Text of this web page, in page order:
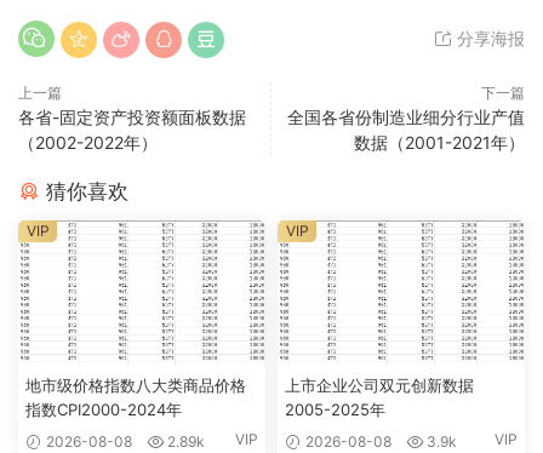
分享海报
上一篇
各省-固定资产投资额面板数据
（2002-2022年）
下一篇
全国各省份制造业细分行业产值
数据（2001-2021年）
猜你喜欢
地市级价格指数八大类商品价格
指数CPI2000-2024年
2026-08-08 2.89k VIP
VIP
上市企业公司双元创新数据
2005-2025年
2026-08-08 3.9k VIP
VIP